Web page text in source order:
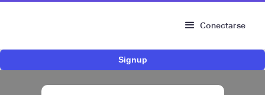
Conectarse
Signup
IA para automatizar la gestión de tesorería de